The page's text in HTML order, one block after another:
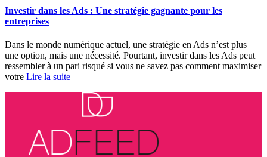
Investir dans les Ads : Une stratégie gagnante pour les
entreprises
Dans le monde numérique actuel, une stratégie en Ads n’est plus
une option, mais une nécessité. Pourtant, investir dans les Ads peut
ressembler à un pari risqué si vous ne savez pas comment maximiser
votre Lire la suite